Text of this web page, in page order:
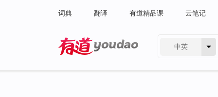
词典 翻译 有道精品课 云笔记
中英